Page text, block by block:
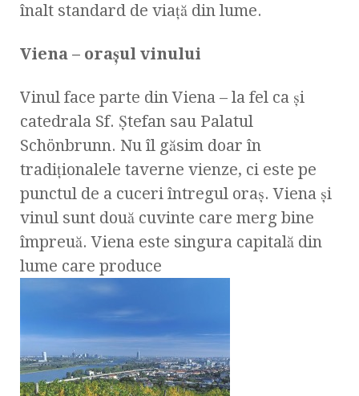
înalt standard de viaţă din lume.
Viena – oraşul vinului
Vinul face parte din Viena – la fel ca şi
catedrala Sf. Ştefan sau Palatul
Schönbrunn. Nu îl găsim doar în
tradiţionalele taverne vienze, ci este pe
punctul de a cuceri întregul oraş. Viena şi
vinul sunt două cuvinte care merg bine
împreuă. Viena este singura capitală din
lume care produce